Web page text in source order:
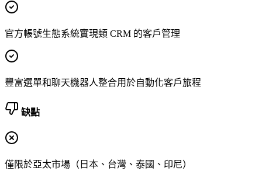
官方帳號生態系統實現類 CRM 的客戶管理
豐富選單和聊天機器人整合用於自動化客戶旅程
缺點
僅限於亞太市場（日本、台灣、泰國、印尼）